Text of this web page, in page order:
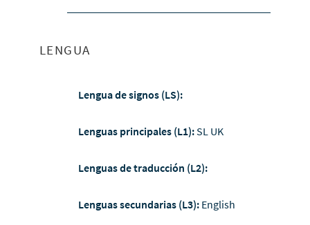
LENGUA
Lengua de signos (LS):
Lenguas principales (L1):SL UK
Lenguas de traducción (L2):
Lenguas secundarias (L3): English